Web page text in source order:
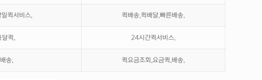
퀵서비스, 퀵배송,퀵배달,빠른배송,
달퀵, 24시간퀵서비스,
송, 퀵요금조회,요금퀵,배송,